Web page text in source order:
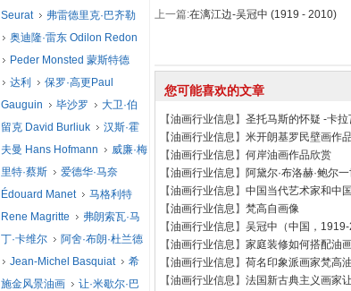
上一篇:在漓江边-吴冠中 (1919 - 2010)
您可能喜欢的文章
【油画行业信息 】 圣托马斯的怀疑 -卡
【油画行业信息 】 米开朗基罗民壁画作
【油画行业信息 】 何岸油画作品欣赏
【油画行业信息 】 阿黛尔·布洛赫·鲍尔
【油画行业信息 】 中国当代艺术家和中
【油画行业信息 】 梵高自画像
【油画行业信息 】 吴冠中（中国，
【油画行业信息 】 家庭装修如何搭配油
【油画行业信息 】 荷名印象派画家梵高
【油画行业信息 】 法国新古典主义画家
Seurat
弗雷德里克·巴齐勒
奥迪隆·雷东 Odilon Redon
Peder Monsted 蒙斯特德
达利
保罗·高更Paul
Gauguin
毕沙罗
大卫·伯
留克 David Burliuk
汉斯·霍
夫曼 Hans Hofmann
威廉·梅
里特·蔡斯
爱德华·马奈
Édouard Manet
马格利特
Rene Magritte
弗朗索瓦·马
丁·卡维尔
阿舍·布朗·杜兰德
Jean-Michel Basquiat
希
施金风景油画
让·米歇尔·巴